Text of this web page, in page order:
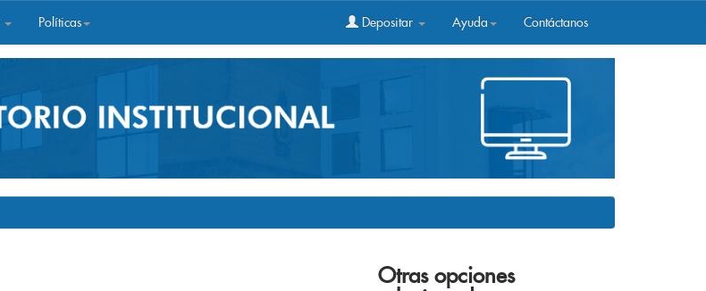
Políticas Depositar Ayuda Contáctanos
Otras opciones